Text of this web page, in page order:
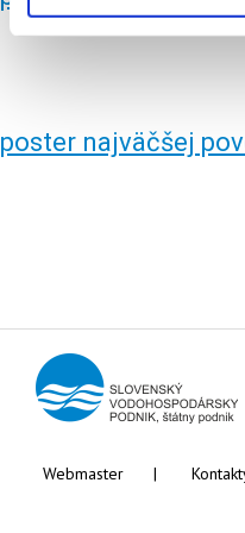
poster najväčšej
Webmaster